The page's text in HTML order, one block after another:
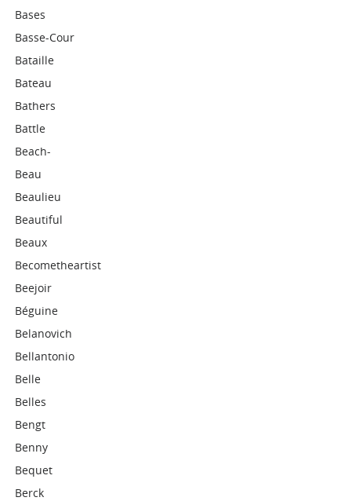
Bases
Basse-Cour
Bataille
Bateau
Bathers
Battle
Beach-
Beau
Beaulieu
Beautiful
Beaux
Becometheartist
Beejoir
Béguine
Belanovich
Bellantonio
Belle
Belles
Bengt
Benny
Bequet
Berck